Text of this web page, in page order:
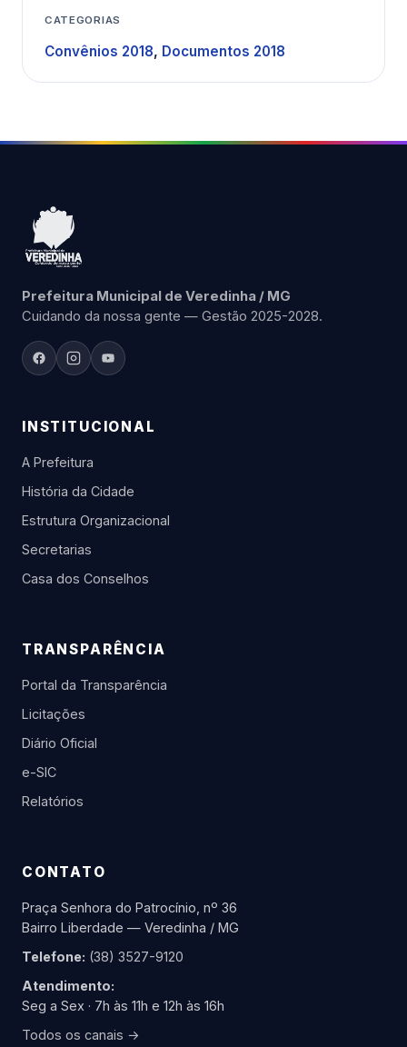
CATEGORIAS
Convênios 2018, Documentos 2018
Prefeitura Municipal de Veredinha / MG
Cuidando da nossa gente — Gestão 2025-2028.
INSTITUCIONAL
A Prefeitura
História da Cidade
Estrutura Organizacional
Secretarias
Casa dos Conselhos
TRANSPARÊNCIA
Portal da Transparência
Licitações
Diário Oficial
e-SIC
Relatórios
CONTATO
Praça Senhora do Patrocínio, nº 36
Bairro Liberdade — Veredinha / MG
Telefone: (38) 3527-9120
Atendimento:
Seg a Sex · 7h às 11h e 12h às 16h
Todos os canais →